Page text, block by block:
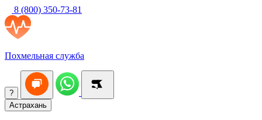
8 (800) 350-73-81
Похмельная служба
?
Астрахань